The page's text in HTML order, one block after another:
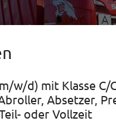
w/d) mit Klasse C/
Absetzer,
oder Vollzeit